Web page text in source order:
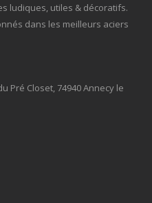
ludiques, utiles & décoratifs.
dans les meilleurs aciers
Pré Closet, 74940 Annecy le